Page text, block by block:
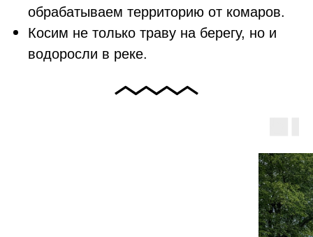
обрабатываем территорию от комаров.
Косим не только траву на берегу, но и
водоросли в реке.